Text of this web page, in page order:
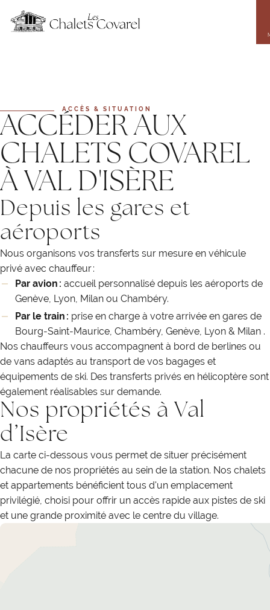
contenu
principal
ACCÈS & SITUATION
ACCÉDER AUX
CHALETS COVAREL
À VAL D'ISÈRE
Depuis les gares et
aéroports
Nous organisons vos transferts sur mesure en véhicule
privé avec chauffeur :
Par avion : accueil personnalisé depuis les aéroports de
Genève, Lyon, Milan ou Chambéry.
Par le train : prise en charge à votre arrivée en gares de
Bourg-Saint-Maurice, Chambéry, Genève, Lyon & Milan .
Nos chauffeurs vous accompagnent à bord de berlines ou
de vans adaptés au transport de vos bagages et
équipements de ski. Des transferts privés en hélicoptère sont
également réalisables sur demande.
Nos propriétés à Val
d’Isère
La carte ci-dessous vous permet de situer précisément
chacune de nos propriétés au sein de la station. Nos chalets
et appartements bénéficient tous d'un emplacement
privilégié, choisi pour offrir un accès rapide aux pistes de ski
et une grande proximité avec le centre du village.